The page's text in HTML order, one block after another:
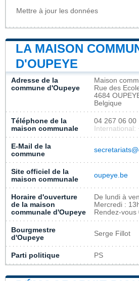
Mettre à jour les données
LA MAISON
D'OUPEYE
Adresse de la
commune d'Oupeye
Maison
Rue des
4684
Belgique
Téléphone de la
maison communale
04 267 06 00
International:
E-Mail de la
commune
Site officiel de la
maison communale
oupeye.be
Horaire d'ouverture
de la maison
communale d'Oupeye
De lundi à
Mercredi :
Rendez-vous
Bourgmestre
d'Oupeye
Serge Fillot
Parti politique PS